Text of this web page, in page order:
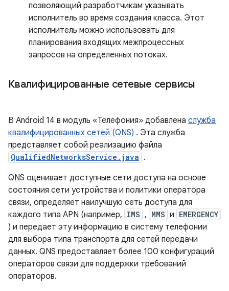
позволяющий разработчикам указывать
исполнитель во время создания класса. Этот
исполнитель можно использовать для
планирования входящих межпроцессных
запросов на определенных потоках.
Квалифицированные сетевые сервисы
В Android 14 в модуль «Телефония» добавлена ​​служба
квалифицированных сетей (QNS) . Эта служба
представляет собой реализацию файла
QualifiedNetworksService.java .
QNS оценивает доступные сети доступа на основе
состояния сети устройства и политики оператора
связи, определяет наилучшую сеть доступа для
каждого типа APN (например, IMS , MMS и EMERGENCY
) и передает эту информацию в систему телефонии
для выбора типа транспорта для сетей передачи
данных. QNS предоставляет более 100 конфигураций
операторов связи для поддержки требований
операторов.